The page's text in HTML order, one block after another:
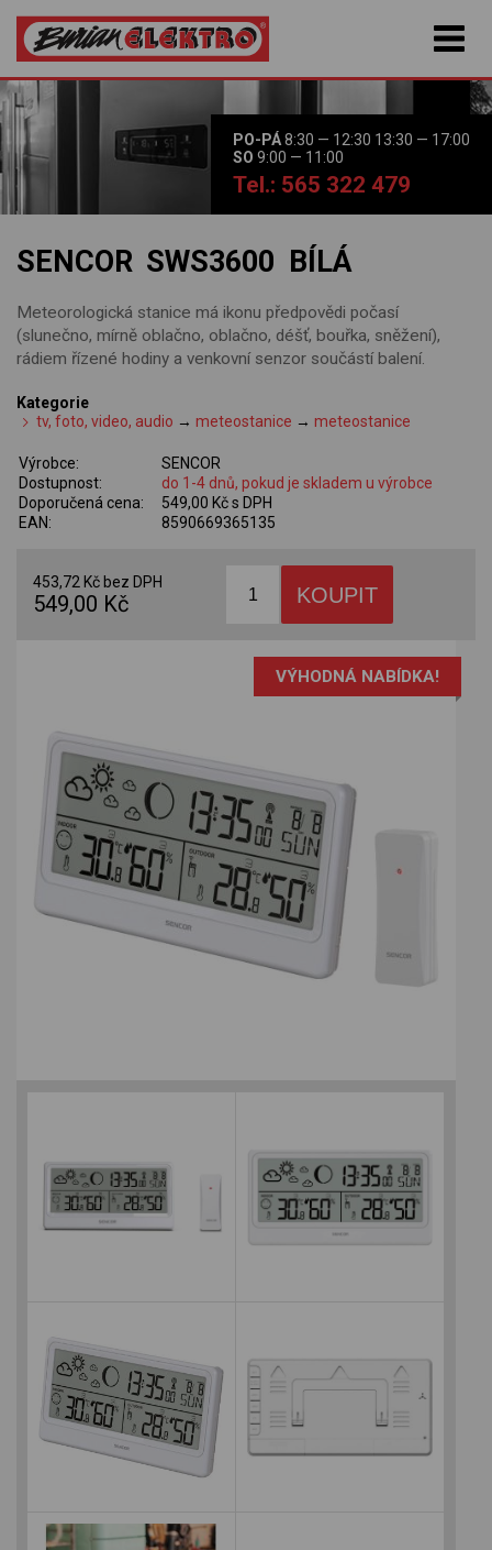
PO-PÁ8:30 — 12:30 13:30 — 17:00
SO 9:00 — 11:00
Tel.: 565 322 479
SENCOR SWS3600 BÍLÁ
Meteorologická stanice má ikonu předpovědi počasí
(slunečno, mírně oblačno, oblačno, déšť, bouřka, sněžení),
rádiem řízené hodiny a venkovní senzor součástí balení.
Kategorie
tv, foto, video, audio →meteostanice →meteostanice
Výrobce:
SENCOR
Dostupnost:
do 1-4 dnů, pokud je skladem u výrobce
Doporučená cena:
549,00 Kč s DPH
EAN:
8590669365135
453,72 Kč bez DPH
549,00 Kč
VÝHODNÁ NABÍDKA!